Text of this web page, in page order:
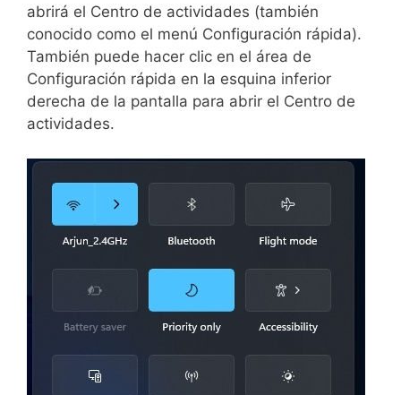
abrirá el Centro de actividades (también
conocido como el menú Configuración rápida).
También puede hacer clic en el área de
Configuración rápida en la esquina inferior
derecha de la pantalla para abrir el Centro de
actividades.